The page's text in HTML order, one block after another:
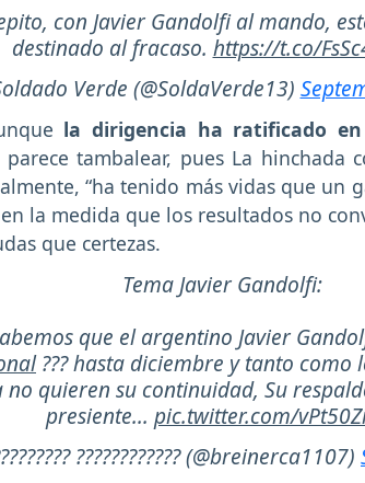
con Javier Gandolfi al mando,
destinado al fracaso. https://t.co/
Verde (@SoldaVerde13)
la dirigencia ha ratificado
tambalear, pues La hinchada
“ha tenido más vidas que un
la medida que los resultados no
que certezas.
Tema Javier Gandolfi:
que el argentino Javier
??? hasta diciembre y tanto como
quieren su continuidad, Su
presiente... pic.twitter.com/
???????????? (@breinerca1107)